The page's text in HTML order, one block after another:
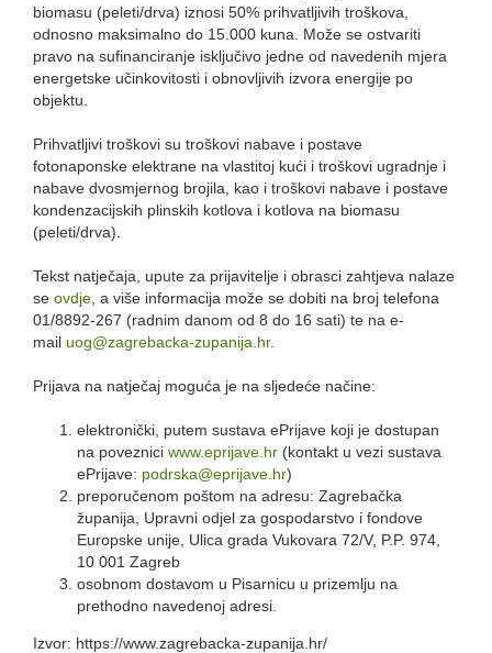
biomasu (peleti/drva) iznosi 50% prihvatljivih troškova,
odnosno maksimalno do 15.000 kuna. Može se ostvariti
pravo na sufinanciranje isključivo jedne od navedenih mjera
energetske učinkovitosti i obnovljivih izvora energije po
objektu.
Prihvatljivi troškovi su troškovi nabave i postave
fotonaponske elektrane na vlastitoj kući i troškovi ugradnje i
nabave dvosmjernog brojila, kao i troškovi nabave i postave
kondenzacijskih plinskih kotlova i kotlova na biomasu
(peleti/drva).
Tekst natječaja, upute za prijavitelje i obrasci zahtjeva nalaze
se ovdje , a više informacija može se dobiti na broj telefona
01/8892-267 (radnim danom od 8 do 16 sati) te na e-
mail uog@zagrebacka-zupanija.hr.
Prijava na natječaj moguća je na sljedeće načine:
elektronički, putem sustava ePrijave koji je dostupan
na poveznici www.eprijave.hr (kontakt u vezi sustava
ePrijave: podrska@eprijave.hr)
preporučenom poštom na adresu: Zagrebačka
županija, Upravni odjel za gospodarstvo i fondove
Europske unije, Ulica grada Vukovara 72/V, P.P. 974,
10 001 Zagreb
osobnom dostavom u Pisarnicu u prizemlju na
prethodno navedenoj adresi.
Izvor: https://www.zagrebacka-zupanija.hr/